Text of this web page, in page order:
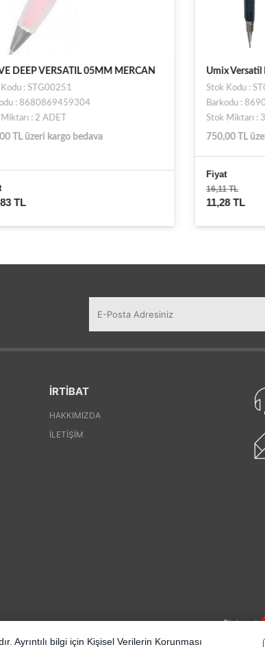
MERCAN Umix Versatil Kalem 132 Trio-0,7
Stok Kodu : ST000005157
Barkodu : 8690345744879
750,00 TL üzeri kargo bedava
İRTİBAT
HAKKIMIZDA
İLETIŞIM
Pinterest
Ayrıntılı bilgi için Kişisel Verilerin Korunması